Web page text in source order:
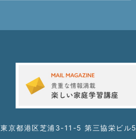
東京都港区芝浦3-11-5 第三協栄ビル